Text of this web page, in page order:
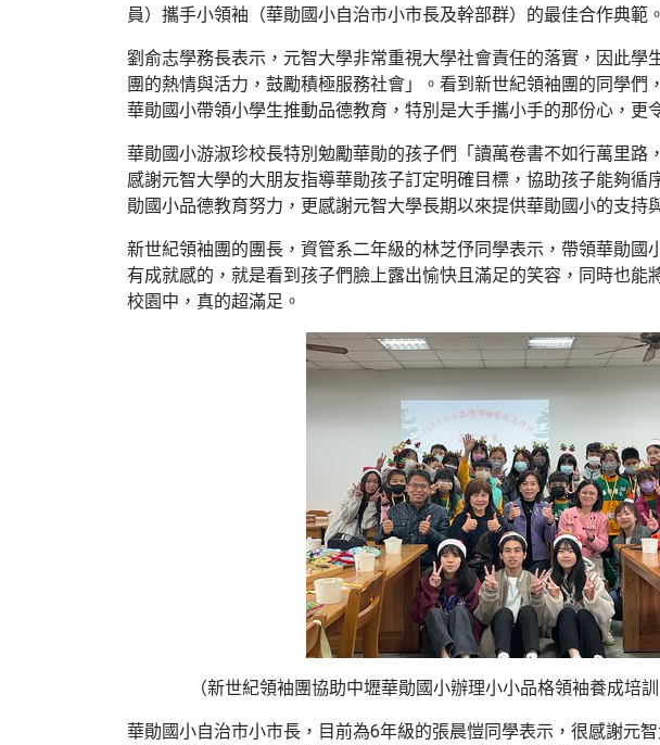
員）攜手小領袖（華勛國小自治市小市長及幹部群）的最佳合作典範。
劉俞志學務長表示，元智大學非常重視大學社會責任的落實，因此學
團的熱情與活力，鼓勵積極服務社會」。看到新世紀領袖團的同學們
華勛國小帶領小學生推動品德教育，特別是大手攜小手的那份心，更
華勛國小游淑珍校長特別勉勵華勛的孩子們「讀萬卷書不如行萬里路
感謝元智大學的大朋友指導華勛孩子訂定明確目標，協助孩子能夠循
勛國小品德教育努力，更感謝元智大學長期以來提供華勛國小的支持
新世紀領袖團的團長，資管系二年級的林芝伃同學表示，帶領華勛國
有成就感的，就是看到孩子們臉上露出愉快且滿足的笑容，同時也能
校園中，真的超滿足。
（新世紀領袖團協助中壢華勛國小辦理小小品格領袖養成培
華勛國小自治市小市長，目前為6年級的張晨愷同學表示，很感謝元